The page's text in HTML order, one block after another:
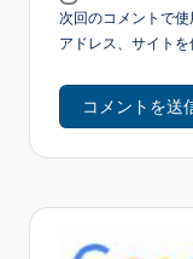
次回のコメントで
アドレス、サイトを